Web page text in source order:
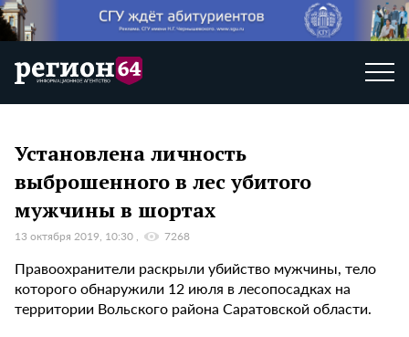
Установлена личность
выброшенного в лес убитого
мужчины в шортах
13 октября 2019, 10:30 7268
Правоохранители раскрыли убийство мужчины, тело
которого обнаружили 12 июля в лесопосадках на
территории Вольского района Саратовской области.